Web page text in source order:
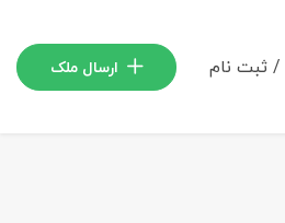
/ثبت نام ارسال ملک